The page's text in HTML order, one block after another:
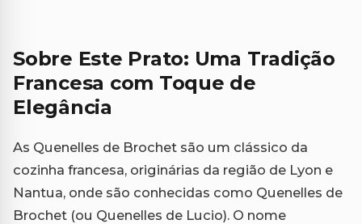
Sobre Este Prato: Uma Tradição
Francesa com Toque de
Elegância
As Quenelles de Brochet são um clássico da
cozinha francesa, originárias da região de Lyon e
Nantua, onde são conhecidas como Quenelles de
Brochet (ou Quenelles de Lucio). O nome